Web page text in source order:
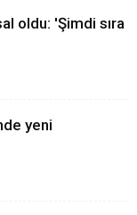
oldu: 'Şimdi sıra
yeni